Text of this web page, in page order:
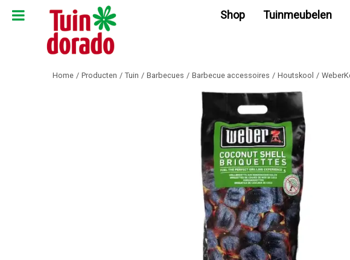
naar
Home Producten Tuin Barbecues Barbecue accessoires Houtskool
Shop Tuinmeubelen